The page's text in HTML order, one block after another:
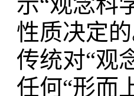
性质决定
传统对“观
任何“形而